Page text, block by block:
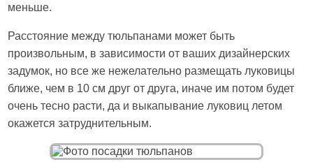
меньше.
Расстояние между тюльпанами может быть
произвольным, в зависимости от ваших дизайнерских
задумок, но все же нежелательно размещать луковицы
ближе, чем в 10 см друг от друга, иначе им потом будет
очень тесно расти, да и выкапывание луковиц летом
окажется затруднительным.